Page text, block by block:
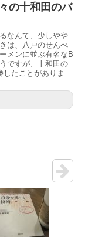
の十和田のバ
なんて、少しやや
は、八戸のせんべ
メンに並ぶ有名なB
ですが、十和田の
たことがありま